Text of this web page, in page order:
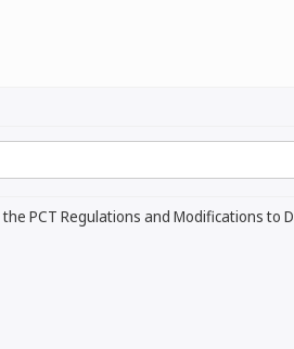
PCT Regulations and Modifications to